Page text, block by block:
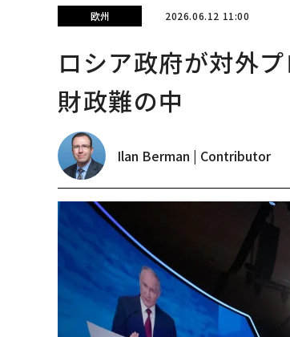
欧州 2026.06.12 11:00
ロシア政府が対外
財政難の中
Ilan Berman | Contributor